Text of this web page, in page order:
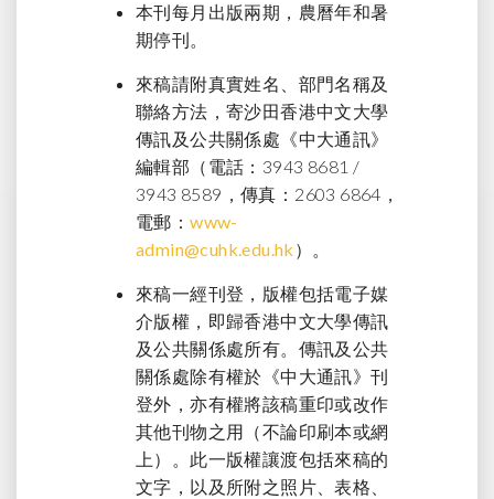
本刊每月出版兩期，農曆年和暑
期停刊。
來稿請附真實姓名、部門名稱及
聯絡方法，寄沙田香港中文大學
傳訊及公共關係處《中大通訊》
編輯部（電話：3943 8681 /
3943 8589，傳真：2603 6864，
電郵：www-
admin@cuhk.edu.hk ）。
來稿一經刊登，版權包括電子媒
介版權，即歸香港中文大學傳訊
及公共關係處所有。傳訊及公共
關係處除有權於《中大通訊》刊
登外，亦有權將該稿重印或改作
其他刊物之用（不論印刷本或網
上）。此一版權讓渡包括來稿的
文字，以及所附之照片、表格、